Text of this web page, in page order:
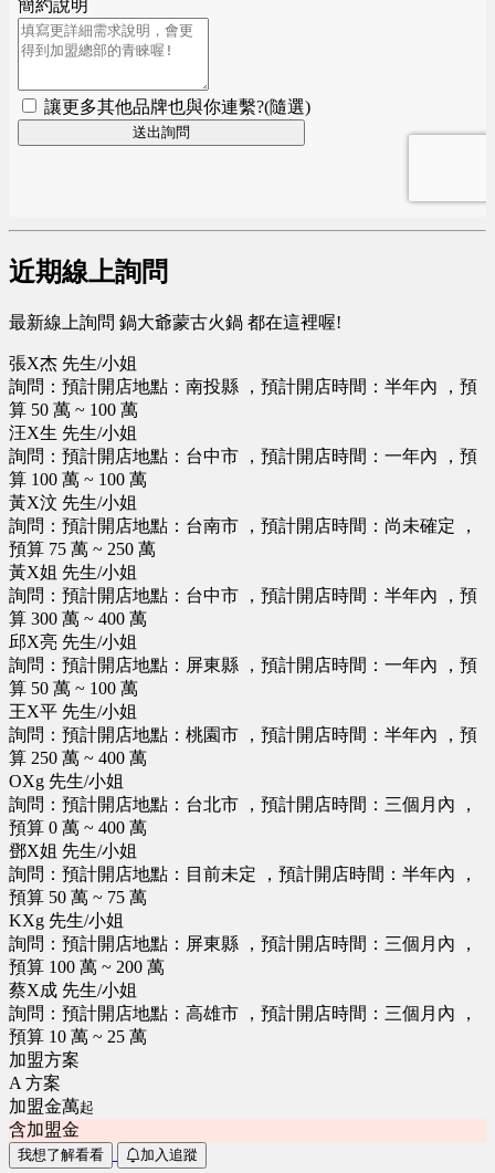
近期線上詢問
最新線上詢問 鍋大爺蒙古火鍋 都在這裡喔!
張X杰 先生/小姐
詢問：預計開店地點：南投縣 ，預計開店時間：半年內 ，預
算 50 萬 ~ 100 萬
汪X生 先生/小姐
詢問：預計開店地點：台中市 ，預計開店時間：一年內 ，預
算 100 萬 ~ 100 萬
黃X汶 先生/小姐
詢問：預計開店地點：台南市 ，預計開店時間：尚未確定 ，
預算 75 萬 ~ 250 萬
黃X姐 先生/小姐
詢問：預計開店地點：台中市 ，預計開店時間：半年內 ，預
算 300 萬 ~ 400 萬
邱X亮 先生/小姐
詢問：預計開店地點：屏東縣 ，預計開店時間：一年內 ，預
算 50 萬 ~ 100 萬
王X平 先生/小姐
詢問：預計開店地點：桃園市 ，預計開店時間：半年內 ，預
算 250 萬 ~ 400 萬
OXg 先生/小姐
詢問：預計開店地點：台北市 ，預計開店時間：三個月內 ，
預算 0 萬 ~ 400 萬
鄧X姐 先生/小姐
詢問：預計開店地點：目前未定 ，預計開店時間：半年內 ，
預算 50 萬 ~ 75 萬
KXg 先生/小姐
詢問：預計開店地點：屏東縣 ，預計開店時間：三個月內 ，
預算 100 萬 ~ 200 萬
蔡X成 先生/小姐
詢問：預計開店地點：高雄市 ，預計開店時間：三個月內 ，
預算 10 萬 ~ 25 萬
加盟方案
A 方案
加盟金萬起
含加盟金
我想了解看看 加入追蹤